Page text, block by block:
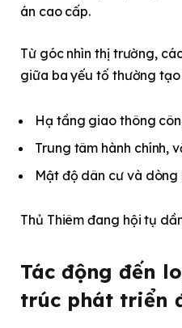
án cao cấp.
Từ góc nhìn thị trường,
giữa ba yếu tố thường
Hạ tầng giao thông
Trung tâm hành chính,
Mật độ dân cư và dòng
Thủ Thiêm đang hội tụ
Tác động đến
trúc phát triển